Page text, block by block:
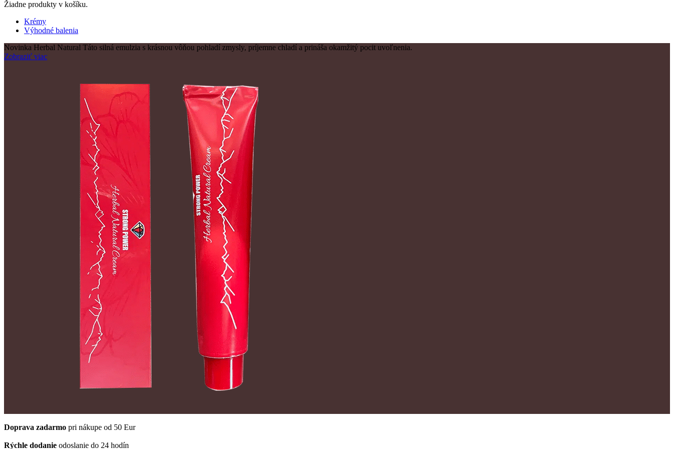
Žiadne produkty v košíku.
Krémy
Výhodné balenia
Novinka Herbal Natural Táto silná emulzia s krásnou vôňou pohladí zmysly, príjemne chladí a prináša okamžitý pocit uvoľnenia.
Zobraziť viac
Doprava zadarmo pri nákupe od 50 Eur
Rýchle dodanie odoslanie do 24 hodín